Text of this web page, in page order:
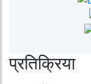
प्रतिक्रिया